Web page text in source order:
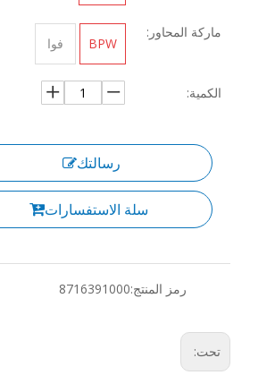
ماركة المحاور:
BPW فوا
الكمية:
رسالتك
سلة الاستفسارات
رمز المنتج:8716391000
تحت: